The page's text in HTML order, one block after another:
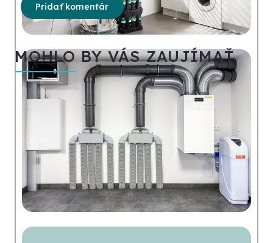
Pridať komentár
MOHLO BY VÁS ZAUJÍMAŤ